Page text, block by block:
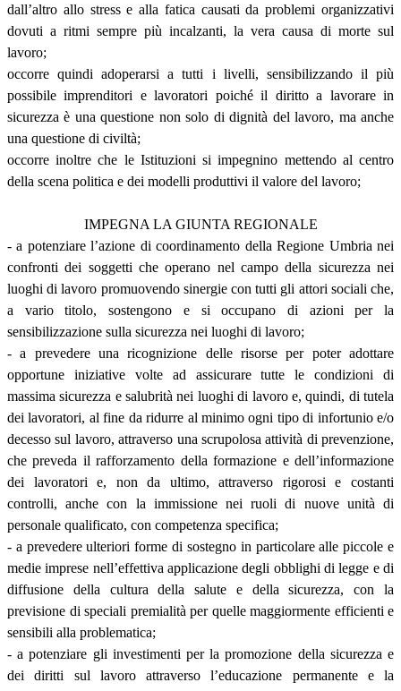
dall’altro allo stress e alla fatica causati da problemi organizzativi
dovuti a ritmi sempre più incalzanti, la vera causa di morte sul
lavoro;
occorre quindi adoperarsi a tutti i livelli, sensibilizzando il più
possibile imprenditori e lavoratori poiché il diritto a lavorare in
sicurezza è una questione non solo di dignità del lavoro, ma anche
una questione di civiltà;
occorre inoltre che le Istituzioni si impegnino mettendo al centro
della scena politica e dei modelli produttivi il valore del lavoro;
IMPEGNA LA GIUNTA REGIONALE
- a potenziare l’azione di coordinamento della Regione Umbria nei
confronti dei soggetti che operano nel campo della sicurezza nei
luoghi di lavoro promuovendo sinergie con tutti gli attori sociali che,
a vario titolo, sostengono e si occupano di azioni per la
sensibilizzazione sulla sicurezza nei luoghi di lavoro;
- a prevedere una ricognizione delle risorse per poter adottare
opportune iniziative volte ad assicurare tutte le condizioni di
massima sicurezza e salubrità nei luoghi di lavoro e, quindi, di tutela
dei lavoratori, al fine da ridurre al minimo ogni tipo di infortunio e/o
decesso sul lavoro, attraverso una scrupolosa attività di prevenzione,
che preveda il rafforzamento della formazione e dell’informazione
dei lavoratori e, non da ultimo, attraverso rigorosi e costanti
controlli, anche con la immissione nei ruoli di nuove unità di
personale qualificato, con competenza specifica;
- a prevedere ulteriori forme di sostegno in particolare alle piccole e
medie imprese nell’effettiva applicazione degli obblighi di legge e di
diffusione della cultura della salute e della sicurezza, con la
previsione di speciali premialità per quelle maggiormente efficienti e
sensibili alla problematica;
- a potenziare gli investimenti per la promozione della sicurezza e
dei diritti sul lavoro attraverso l’educazione permanente e la